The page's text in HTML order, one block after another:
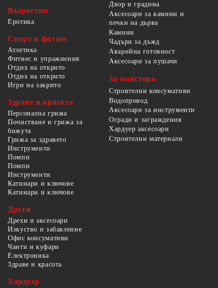
Възрастни
Еротика
Спорт и фитнес
Атлетика
Фитнес и упражнения
Отдих на открито
Отдих на открито
Игри на закрито
Здраве и красота
Персонална грижа
Почистване и грижа за
бижута
Грижа за здравето
Двор и градина
Аксесоари за камини и
печки на дърва
Камини
Чадъри за дъжд
Аварийна готовност
Аксесоари за пушачи
За майстора
Строителни консумативи
Водопровод
Аксесоари за инструменти
Огради и заграждения
Хардуер аксесоари
Строителни материали
Инструменти
Помпи
Помпи
Инструменти
Катинари и ключове
Катинари и ключове
Други
Дрехи и аксесоари
Изкуство и забавление
Офис консумативи
Чанти и куфари
Електроника
Здраве и красота
Хардуер